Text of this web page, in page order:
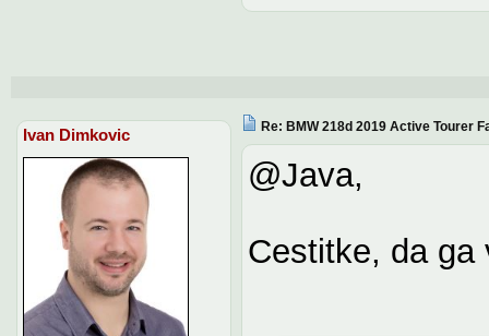
Ivan Dimkovic
Re: BMW 218d 2019 Active Tourer
@Java,
Cestitke, da ga